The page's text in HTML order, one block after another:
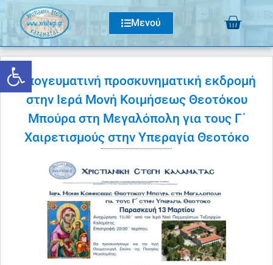
Μενού
Απογευματινή προσκυνηματική εκδρομή
στην Ιερά Μονή Κοιμήσεως Θεοτόκου
Μπούρα στη Μεγαλόπολη για τους Γ΄
Χαιρετισμούς στην Υπεραγία Θεοτόκο
Ανοίξτε τη γραμμή εργαλείων